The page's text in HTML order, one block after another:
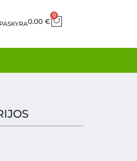
PASKYRA0.00 €
0